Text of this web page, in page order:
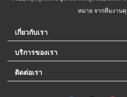
หมาย จากทีมงาน
เกี่ยวกับเรา
บริการของเรา
ติดต่อเรา